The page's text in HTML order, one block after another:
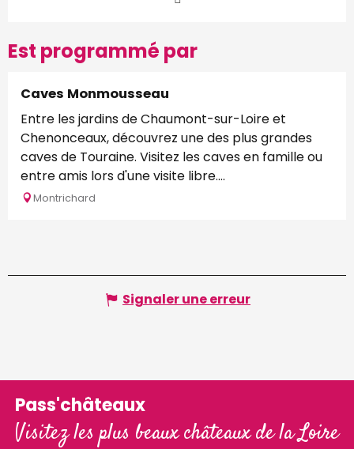
Est programmé par
Caves Monmousseau
Entre les jardins de Chaumont-sur-Loire et
Chenonceaux, découvrez une des plus grandes
caves de Touraine. Visitez les caves en famille ou
entre amis lors d'une visite libre....
Montrichard
Signaler une erreur
Pass'châteaux
Visitez les plus beaux châteaux de la Loire